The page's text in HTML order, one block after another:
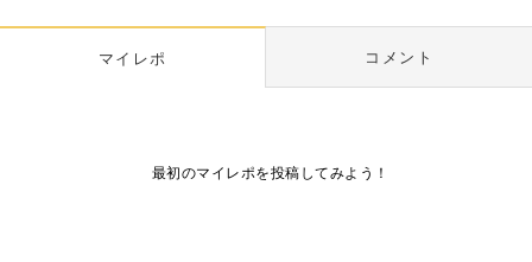
マイレポ コメント
最初のマイレポを投稿してみよう！